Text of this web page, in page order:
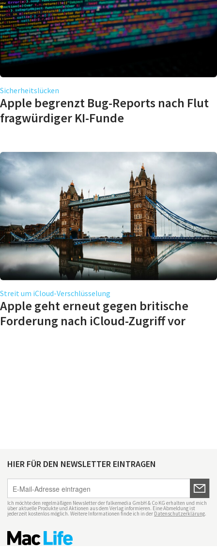
Sicherheitslücken
Apple begrenzt Bug-Reports nach Flut
fragwürdiger KI-Funde
Streit um iCloud-Verschlüsselung
Apple geht erneut gegen britische
Forderung nach iCloud-Zugriff vor
HIER FÜR DEN NEWSLETTER EINTRAGEN
Ich möchte den regelmäßigen Newsletter der falkemedia GmbH & Co KG erhalten und mich
über aktuelle Produkte und Aktionen aus dem Verlag informieren. Eine Abmeldung ist
jederzeit kostenlos möglich. Weitere Informationen finde ich in der Datenschutzerklärung.